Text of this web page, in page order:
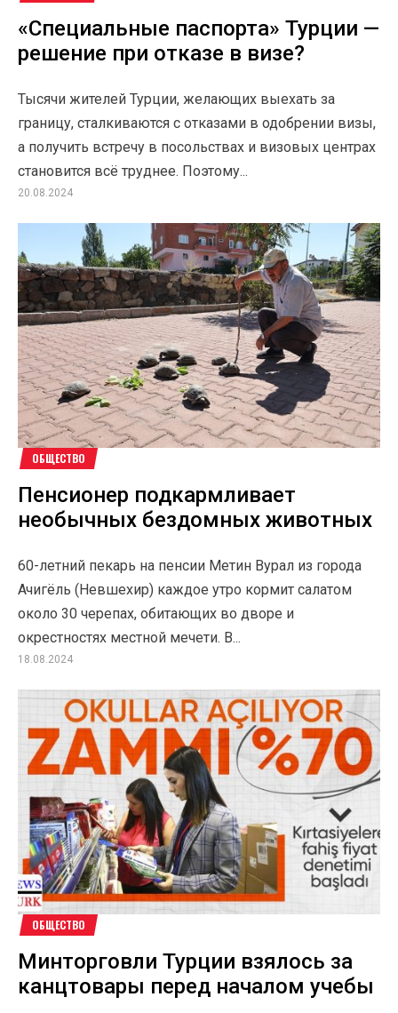
«Специальные паспорта» Турции —
решение при отказе в визе?
Тысячи жителей Турции, желающих выехать за
границу, сталкиваются с отказами в одобрении визы,
а получить встречу в посольствах и визовых центрах
становится всё труднее. Поэтому...
20.08.2024
ОБЩЕСТВО
Пенсионер подкармливает
необычных бездомных животных
60-летний пекарь на пенсии Метин Вурал из города
Ачигёль (Невшехир) каждое утро кормит салатом
около 30 черепах, обитающих во дворе и
окрестностях местной мечети. В...
18.08.2024
ОБЩЕСТВО
Минторговли Турции взялось за
канцтовары перед началом учебы